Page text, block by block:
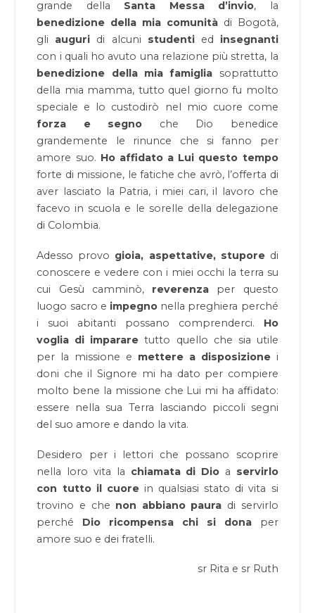
grande della Santa Messa d’invio, la
benedizione della mia comunitàdi Bogotà,
gli auguri di alcuni studentied insegnanti
con i quali ho avuto una relazione più stretta, la
benedizione della mia famiglia soprattutto
della mia mamma, tutto quel giorno fu molto
speciale e lo custodirò nel mio cuore come
forza e segno che Dio benedice
grandemente le rinunce che si fanno per
amore suo. Ho affidato a Lui questo tempo
forte di missione, le fatiche che avrò, l’offerta di
aver lasciato la Patria, i miei cari, il lavoro che
facevo in scuola e le sorelle della delegazione
di Colombia.
Adesso provo gioia, aspettative, stuporedi
conoscere e vedere con i miei occhi la terra su
cui Gesù camminò, reverenza per questo
luogo sacro e impegno nella preghiera perché
i suoi abitanti possano comprenderci. Ho
voglia di imparare tutto quello che sia utile
per la missione e mettere a disposizionei
doni che il Signore mi ha dato per compiere
molto bene la missione che Lui mi ha affidato:
essere nella sua Terra lasciando piccoli segni
del suo amore e dando la vita.
Desidero per i lettori che possano scoprire
nella loro vita la chiamata di Dio a servirlo
con tutto il cuorein qualsiasi stato di vita si
trovino e che non abbiano paura di servirlo
perché Dio ricompensa chi si donaper
amore suo e dei fratelli.
sr Rita e sr Ruth